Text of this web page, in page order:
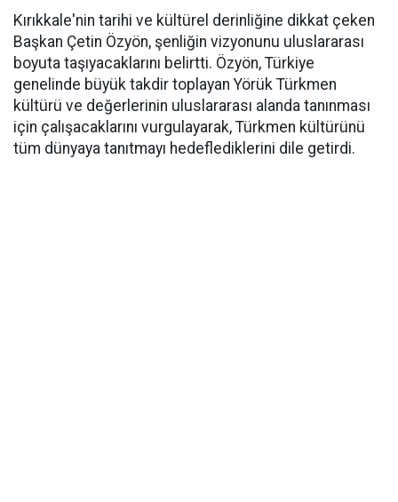
Kırıkkale'nin tarihi ve kültürel derinliğine dikkat çeken
Başkan Çetin Özyön, şenliğin vizyonunu uluslararası
boyuta taşıyacaklarını belirtti. Özyön, Türkiye
genelinde büyük takdir toplayan Yörük Türkmen
kültürü ve değerlerinin uluslararası alanda tanınması
için çalışacaklarını vurgulayarak, Türkmen kültürünü
tüm dünyaya tanıtmayı hedeflediklerini dile getirdi.